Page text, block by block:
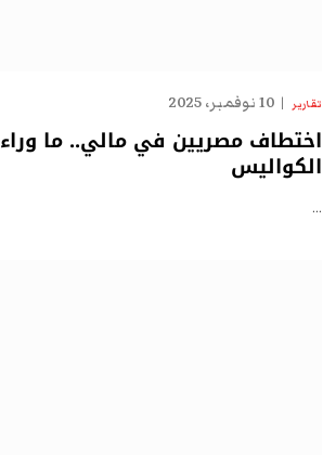
تقارير 10 نوفمبر، 2025
اختطاف مصريين في مالي.. ما وراء
الكواليس
…